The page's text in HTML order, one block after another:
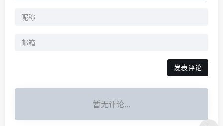
发表评论
暂无评论...